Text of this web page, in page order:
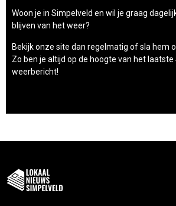
Woon je in Simpelveld en wil je graag
blijven van het weer?
Bekijk onze site dan regelmatig of sla hem
Zo ben je altijd op de hoogte van het laatste
weerbericht!